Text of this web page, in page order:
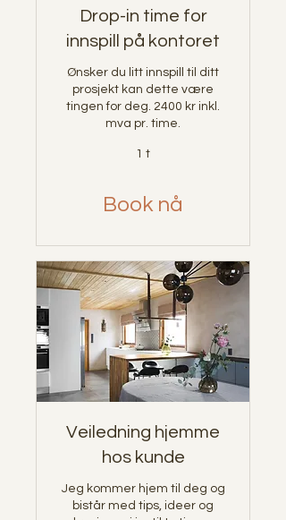
Drop-in time for
innspill på kontoret
Ønsker du litt innspill til ditt
prosjekt kan dette være
tingen for deg. 2400 kr inkl.
mva pr. time.
1 t
Book nå
Veiledning hjemme
hos kunde
Jeg kommer hjem til deg og
bistår med tips, ideer og